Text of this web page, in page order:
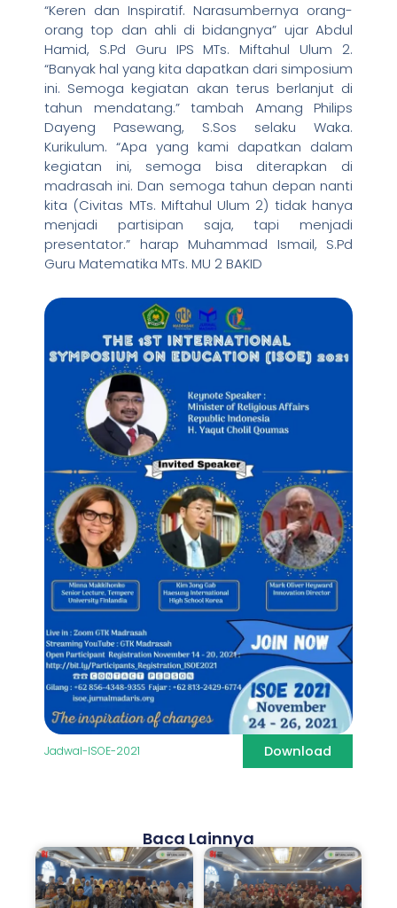
“Keren dan Inspiratif. Narasumbernya orang-
orang top dan ahli di bidangnya” ujar Abdul
Hamid, S.Pd Guru IPS MTs. Miftahul Ulum 2.
“Banyak hal yang kita dapatkan dari simposium
ini. Semoga kegiatan akan terus berlanjut di
tahun mendatang.” tambah Amang Philips
Dayeng Pasewang, S.Sos selaku Waka.
Kurikulum. “Apa yang kami dapatkan dalam
kegiatan ini, semoga bisa diterapkan di
madrasah ini. Dan semoga tahun depan nanti
kita (Civitas MTs. Miftahul Ulum 2) tidak hanya
menjadi partisipan saja, tapi menjadi
presentator.” harap Muhammad Ismail, S.Pd
Guru Matematika MTs. MU 2 BAKID
Jadwal-ISOE-2021 Download
Baca Lainnya